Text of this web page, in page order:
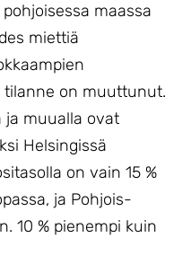
maassa
miettiä
tilanne on muuttunut.
ja muualla ovat
Helsingissä
on vain 15 %
ja Pohjois-
10 % pienempi kuin